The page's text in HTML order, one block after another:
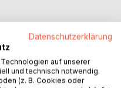
Datenschutzerklärung
auf unserer
und technisch notwendig.
(z. B. Cookies oder